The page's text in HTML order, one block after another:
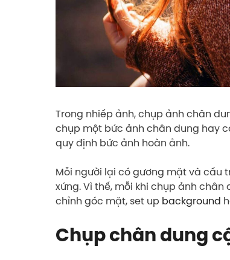
Trong nhiếp ảnh, chụp ảnh chân
chụp một bức ảnh chân dung hay
quy định bức ảnh hoàn ảnh.
Mỗi người lại có gương mặt và cấu
xứng. Vì thế, mỗi khi chụp ảnh
chỉnh góc mặt, set up background
Chụp chân dung